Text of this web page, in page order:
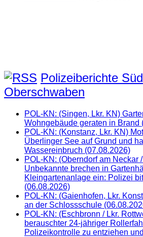
Polizeiberichte Süd
Oberschwaben
POL-KN: (Singen, Lkr. KN)
Wohngebäude geraten in Brand
POL-KN: (Konstanz, Lkr. KN)
Überlinger See auf Grund und
Wassereinbruch (07.08.2026)
POL-KN: (Oberndorf am Neckar
Unbekannte brechen in
Kleingartenanlage ein: Polizei
(06.08.2026)
POL-KN: (Gaienhofen, Lkr.
an der Schlossschule
POL-KN: (Eschbronn / Lkr.
berauschter 24-jähriger
Polizeikontrolle zu entziehen